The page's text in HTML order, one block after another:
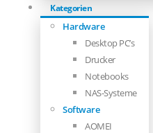
Kategorien
Hardware
Desktop PC’s
Drucker
Notebooks
NAS-Systeme
Software
AOMEI